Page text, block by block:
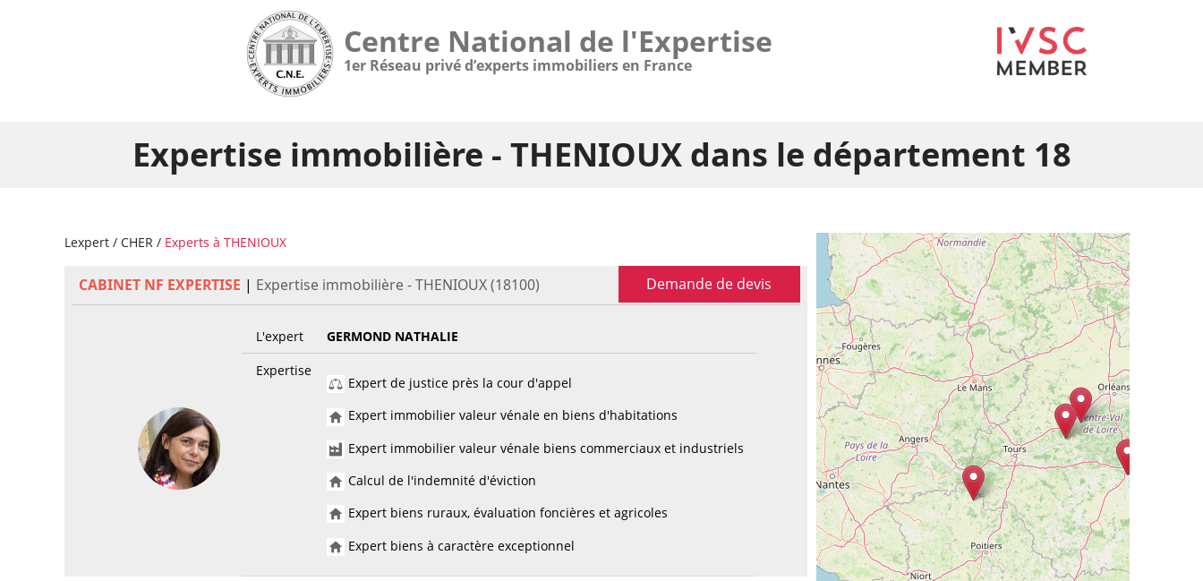
Centre National de l'Expertise
1er Réseau privé d’experts immobiliers en France
Expertise immobilière - THENIOUX dans le département 18
Lexpert / CHER / Experts à THENIOUX
CABINET NF EXPERTISE | Expertise immobilière - THENIOUX (18100) Demande de devis
L'expert
GERMOND NATHALIE
Expertise
Expert de justice près la cour d'appel
Expert immobilier valeur vénale en biens d'habitations
Expert immobilier valeur vénale biens commerciaux et industriels
Calcul de l'indemnité d'éviction
Expert biens ruraux, évaluation foncières et agricoles
Expert biens à caractère exceptionnel